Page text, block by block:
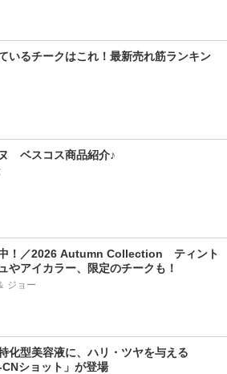
いるチークはこれ！最新売れ筋ランキン
　ベスコス商品紹介♪
！／2026 Autumn Collection　ティント
やアイカラー、限定のチークも！
ジョー
化型美容液に、ハリ・ツヤを与える
CNショット」が登場